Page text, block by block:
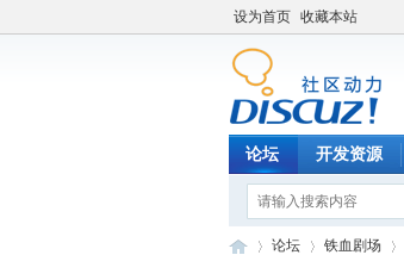
设为首页 收藏本站
论坛 开发资源
论坛 铁血剧场